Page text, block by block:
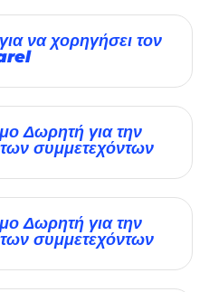
να χορηγήσει τον
Δωρητή για την
συμμετεχόντων
Δωρητή για την
συμμετεχόντων